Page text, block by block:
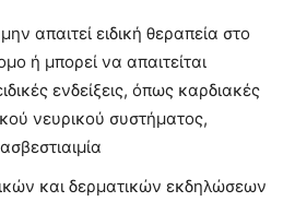
απαιτεί ειδική θεραπεία στο
ή μπορεί να απαιτείται
ενδείξεις, όπως καρδιακές
νευρικού συστήματος,
και δερματικών εκδηλώσεων